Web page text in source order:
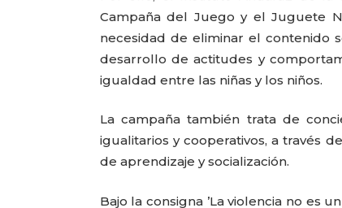
Campaña del Juego y el Juguete
necesidad de eliminar el contenido
desarrollo de actitudes y
igualdad entre las niñas y los niños.
La campaña también trata de
igualitarios y cooperativos, a través
de aprendizaje y socialización.
Bajo la consigna ’La violencia no es